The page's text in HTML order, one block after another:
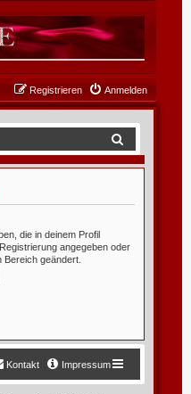
Anmelden
Registrieren
h
die in deinem Profil
angegeben oder
geändert.
Impressum
Kontakt